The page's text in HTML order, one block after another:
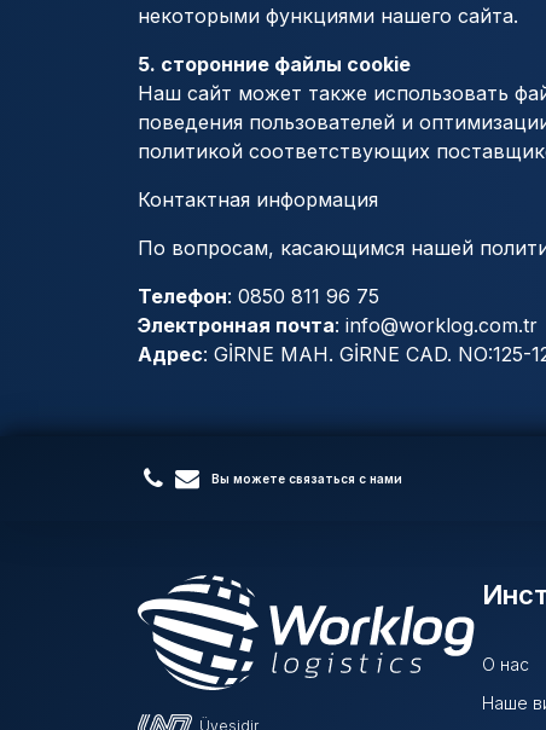
некоторыми функциями нашего сайта.
5. сторонние файлы cookie
Наш сайт может также использовать
поведения пользователей и
политикой соответствующих
Контактная информация
По вопросам, касающимся нашей
Телефон: 0850 811 96 75
Электронная почта: info@worklog.com.tr
Адрес: GİRNE MAH. GİRNE CAD. NO:125-
Вы можете связаться с нами
Üyesidir
О нас
Наше